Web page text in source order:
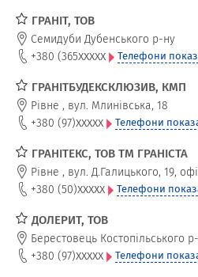
ГРАНІТ, ТОВ
Семидуби Дубенського р-ну
+380 (365xxxxx Телефони
ГРАНІТБУДЕКСКЛЮЗИВ, КМП
Рівне , вул. Млинівська, 18
+380 (97)xxxxx Телефони
ГРАНІТЕКС, ТОВ ТМ ГРАНІСТА
Рівне , вул. Д.Галицького, 19,
+380 (50)xxxxx Телефони
ДОЛЕРИТ, ТОВ
Берестовець Костопільського
+380 (97)xxxxx Телефони